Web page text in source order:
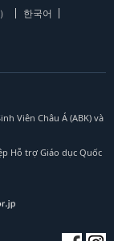
한국어
Viên Châu Á (ABK) và
Hỗ trợ Giáo dục Quốc